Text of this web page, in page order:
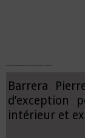
Barrera
d’exception
intérieur et